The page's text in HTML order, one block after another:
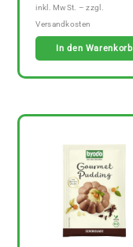
In den Warenkorb